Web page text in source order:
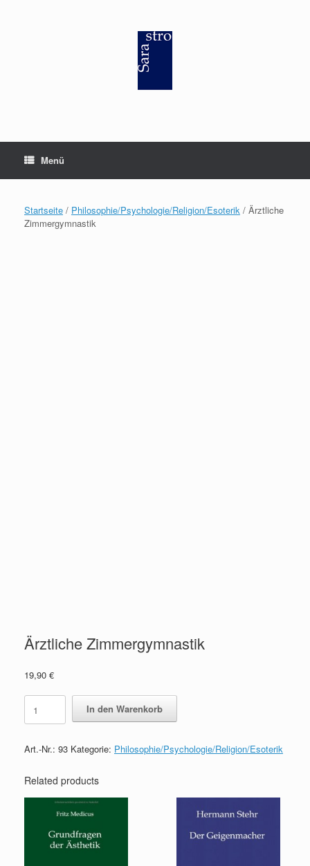
Menü
Startseite / Philosophie/Psychologie/Religion/Esoterik / Ärztliche
Zimmergymnastik
Ärztliche Zimmergymnastik
19,90 €
Ärztliche
Zimmergymnastik
quantity
In den Warenkorb
Art.-Nr.: 93 Kategorie: Philosophie/Psychologie/Religion/Esoterik
Related products